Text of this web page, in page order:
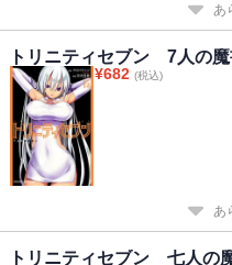
あ
トリニティセブン 7人の
¥682 (税込)
あ
トリニティセブン 七人の